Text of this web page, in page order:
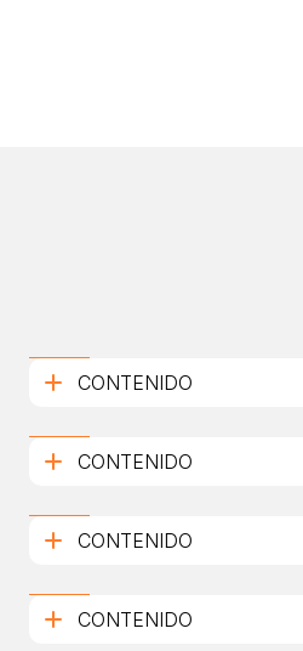
CONTENIDO
CONTENIDO
CONTENIDO
CONTENIDO